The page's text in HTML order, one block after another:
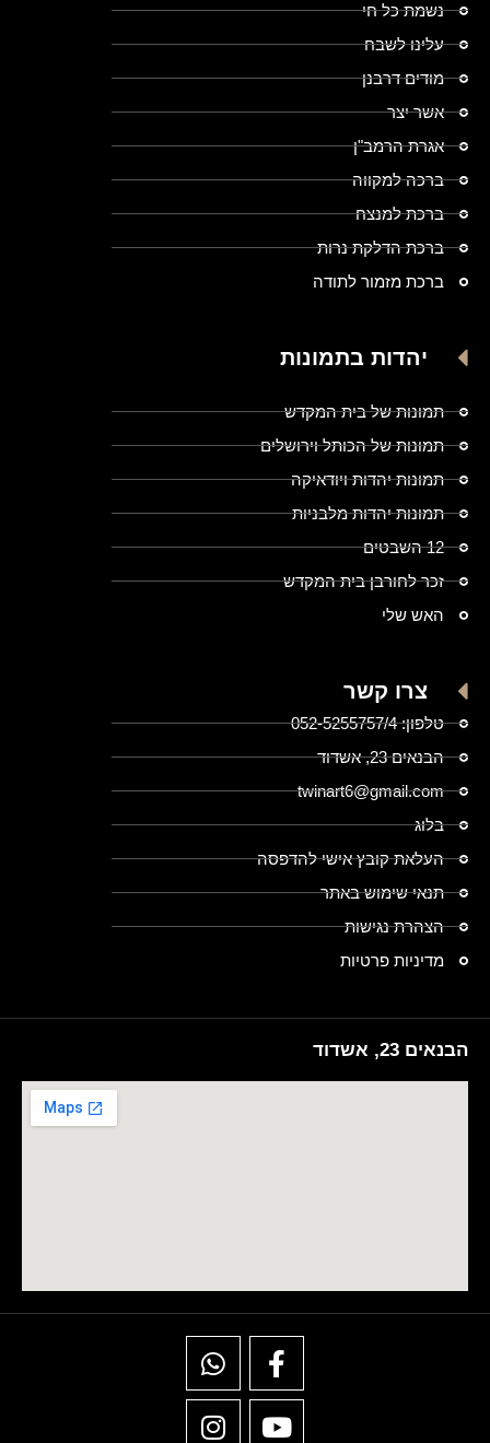
נשמת כל חי
עלינו לשבח
מודים דרבנן
אשר יצר
אגרת הרמב"ן
ברכה למקווה
ברכת למנצח
ברכת הדלקת נרות
ברכת מזמור לתודה
יהדות בתמונות
תמונות של בית המקדש
תמונות של הכותל וירושלים
תמונות יהדות ויודאיקה
תמונות יהדות מלבניות
12 השבטים
זכר לחורבן בית המקדש
האש שלי
צרו קשר
טלפון: 052-5255757/4
הבנאים 23, אשדוד
twinart6@gmail.com
בלוג
העלאת קובץ אישי להדפסה
תנאי שימוש באתר
הצהרת נגישות
מדיניות פרטיות
הבנאים 23, אשדוד